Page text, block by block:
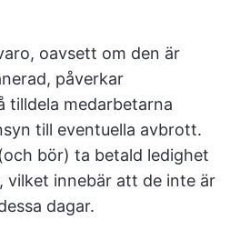
oavsett om den är
påverkar
tilldela medarbetarna
till eventuella avbrott.
bör) ta betald ledighet
vilket innebär att de inte är
dagar.